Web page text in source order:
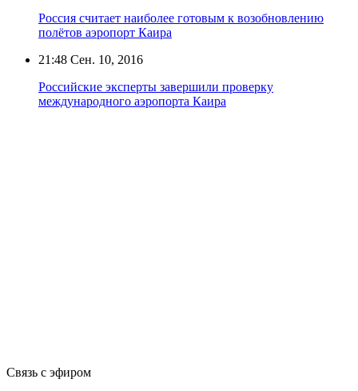
Россия считает наиболее готовым к возобновлению
полётов аэропорт Каира
21:48 Сен. 10, 2016
Российские эксперты завершили проверку
международного аэропорта Каира
Связь с эфиром